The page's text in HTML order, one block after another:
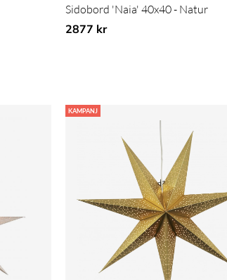
Sidobord 'Naia' 40x40 - Natur
2877 kr
KAMPANJ